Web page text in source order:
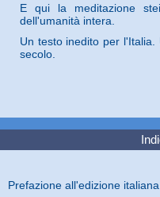
E qui la meditazione
dell'umanità intera.
Un testo inedito per
secolo.
Prefazione all'edizione italiana